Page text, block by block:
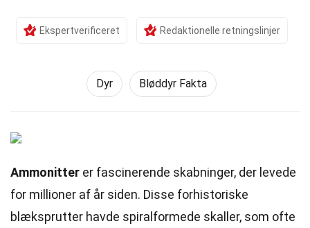
Ekspertverificeret Redaktionelle retningslinjer
Dyr Bløddyr Fakta
Ammonitter er fascinerende skabninger, der levede
for millioner af år siden. Disse forhistoriske
blæksprutter havde spiralformede skaller, som ofte